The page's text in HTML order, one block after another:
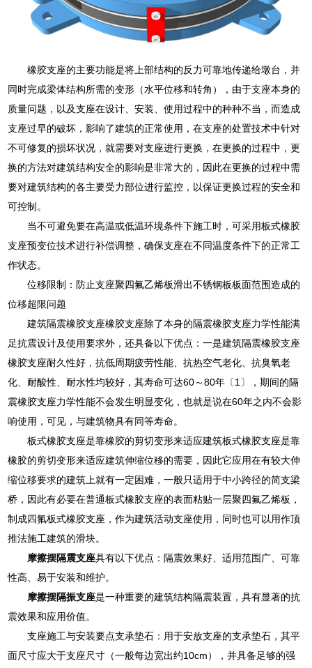
橡胶支座的主要功能是将上部结构的反力可靠地传递给墩台，并
同时完成梁体结构所需的变形（水平位移和转角），由于支座本身的
质量问题，以及支座在设计、安装、使用过程中的种种不当，而造成
支座过早的破坏，影响了建筑的正常使用，在支座的处置技术中针对
不可修复的损坏状况，就需要对支座进行更换，在更换的过程中，更
换的方法对建筑结构安全的影响是非常大的，因此在更换的过程中需
要对建筑结构的各主要受力部位进行监控，以保证更换过程的安全和
可控制。
当不可避免要在高温或低温环境条件下施工时，可采用板式橡胶
支座预变位技术进行补偿调整，确保支座在不同温度条件下的正常工
作状态。
位移限制：防止支座聚四氟乙烯板滑出不锈钢板板面范围造成的
位移超限问题
建筑隔震橡胶支座橡胶支座除了本身的隔震橡胶支座力学性能满
足抗震设计及使用要求外，还具备以下优点：一是建筑隔震橡胶支座
橡胶支座耐久性好，抗低周期疲劳性能、抗热空气老化、抗臭氧老
化、耐酸性、耐水性均较好，其寿命可达60～80年〔1〕，期间的隔
震橡胶支座力学性能不会发生明显变化，也就是说在60年之内不会影
响使用，可见，与建筑物具有同等寿命。
板式橡胶支座是靠橡胶的剪切变形来适应建筑板式橡胶支座是靠
橡胶的剪切变形来适应建筑伸缩位移的需要，因此它应用在有较大伸
缩位移要求的建筑上就有一定困难，一般只适用于中小跨径的简支梁
桥，因此有必要在普通板式橡胶支座的表面粘贴一层聚四氟乙烯板，
制成四氟板式橡胶支座，作为建筑活动支座使用，同时也可以用作顶
推法施工建筑的滑块。
摩擦摆隔震支座具有以下优点：隔震效果好、适用范围广、可靠
性高、易于安装和维护。
摩擦摆隔振支座是一种重要的建筑结构隔震装置，具有显著的抗
震效果和应用价值。
支座施工与安装要点支承垫石：用于安放支座的支承垫石，其平
面尺寸应大于支座尺寸（一般每边宽出约10cm），并具备足够的强